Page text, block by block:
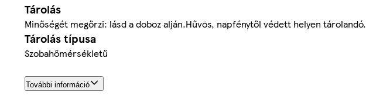
Tárolás
Minőségét megőrzi: lásd a doboz alján.Hűvös, napfénytől védett helyen tárolandó.
Tárolás típusa
Szobahőmérsékletű
További információ